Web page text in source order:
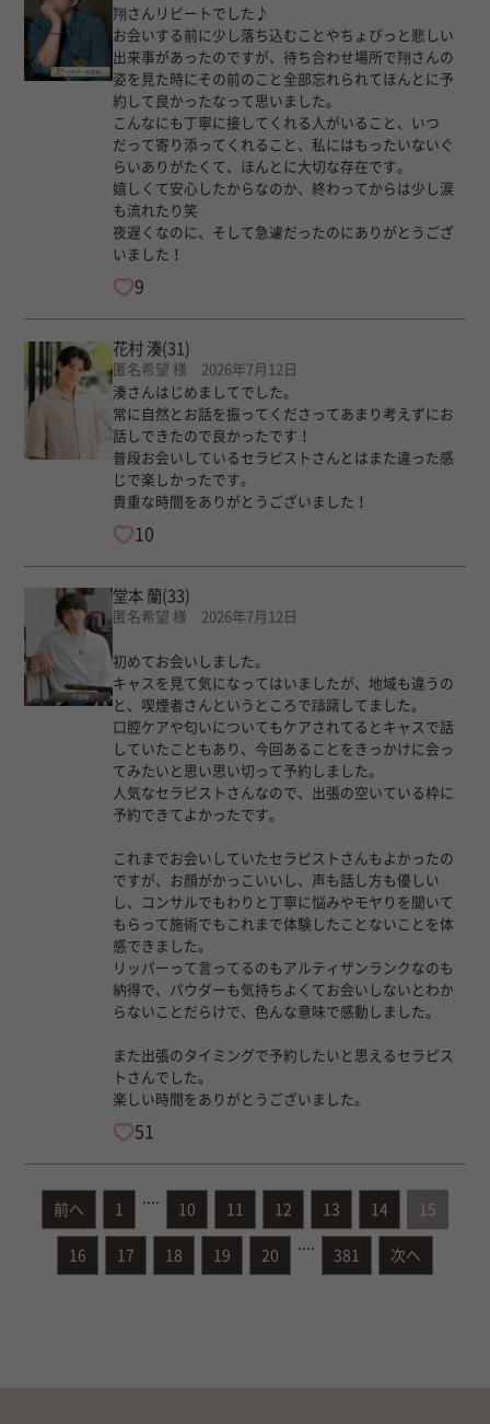
翔さんリピートでした♪
お会いする前に少し落ち込むことやちょびっと悲しい
出来事があったのですが、待ち合わせ場所で翔さんの
姿を見た時にその前のこと全部忘れられてほんとに予
約して良かったなって思いました。
こんなにも丁寧に接してくれる人がいること、いつ
だって寄り添ってくれること、私にはもったいないぐ
らいありがたくて、ほんとに大切な存在です。
嬉しくて安心したからなのか、終わってからは少し涙
も流れたり笑
夜遅くなのに、そして急遽だったのにありがとうござ
いました！
9
花村 湊(31)
匿名希望 様 2026年7月12日
湊さんはじめましてでした。
常に自然とお話を振ってくださってあまり考えずにお
話しできたので良かったです！
普段お会いしているセラピストさんとはまた違った感
じで楽しかったです。
貴重な時間をありがとうございました！
10
堂本 蘭(33)
匿名希望 様 2026年7月12日
初めてお会いしました。
キャスを見て気になってはいましたが、地域も違うの
と、喫煙者さんというところで躊躇してました。
口腔ケアや匂いについてもケアされてるとキャスで話
していたこともあり、今回あることをきっかけに会っ
てみたいと思い思い切って予約しました。
人気なセラピストさんなので、出張の空いている枠に
予約できてよかったです。
これまでお会いしていたセラピストさんもよかったの
ですが、お顔がかっこいいし、声も話し方も優しい
し、コンサルでもわりと丁寧に悩みやモヤりを聞いて
もらって施術でもこれまで体験したことないことを体
感できました。
リッパーって言ってるのもアルティザンランクなのも
納得で、パウダーも気持ちよくてお会いしないとわか
らないことだらけで、色んな意味で感動しました。
また出張のタイミングで予約したいと思えるセラピス
トさんでした。
楽しい時間をありがとうございました。
51
前へ 1 10 11 12 13 14 15
16 17 18 19 20 381 次へ